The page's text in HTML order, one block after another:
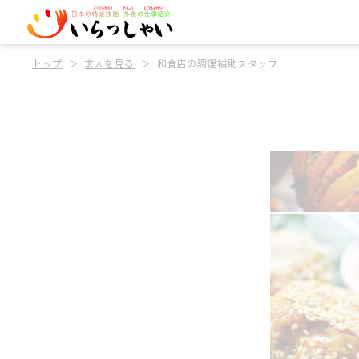
トップ 求人を見る 和食店の調理補助スタッフ